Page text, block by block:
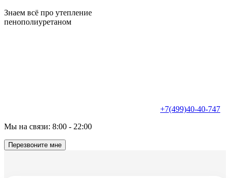
Знаем всё про утепление
пенополиуретаном
+7(499)40-40-747
Мы на связи: 8:00 - 22:00
Перезвоните мне